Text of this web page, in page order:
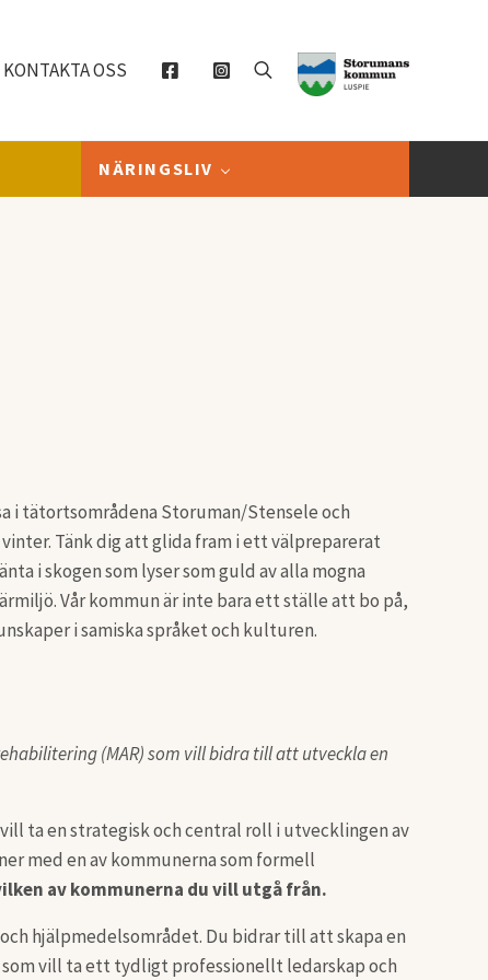
KONTAKTA OSS Sök
NÄRINGSLIV
i tätortsområdena Storuman/Stensele och
Tänk dig att glida fram i ett välpreparerat
i skogen som lyser som guld av alla mogna
Vår kommun är inte bara ett ställe att bo på,
i samiska språket och kulturen.
(MAR) som vill bidra till att utveckla en
ta en strategisk och central roll i utvecklingen av
med en av kommunerna som formell
av kommunerna du vill utgå från.
hjälpmedelsområdet. Du bidrar till att skapa en
vill ta ett tydligt professionellt ledarskap och